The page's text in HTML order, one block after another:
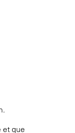
et que